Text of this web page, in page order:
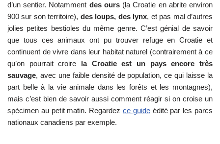
d’un sentier. Notamment des ours(la Croatie en abrite environ
900 sur son territoire), des loups, des lynx, et pas mal d’autres
jolies petites bestioles du même genre. C’est génial de savoir
que tous ces animaux ont pu trouver refuge en Croatie et
continuent de vivre dans leur habitat naturel (contrairement à ce
qu’on pourrait croire la Croatie est un pays encore très
sauvage, avec une faible densité de population, ce qui laisse la
part belle à la vie animale dans les forêts et les montagnes),
mais c’est bien de savoir aussi comment réagir si on croise un
spécimen au petit matin. Regardez ce guideédité par les parcs
nationaux canadiens par exemple.